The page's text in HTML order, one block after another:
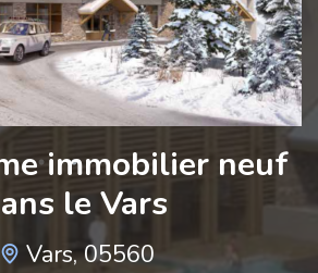
immobilier neuf
le Vars
Vars, 05560